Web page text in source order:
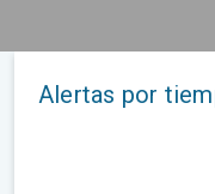
Alertas por